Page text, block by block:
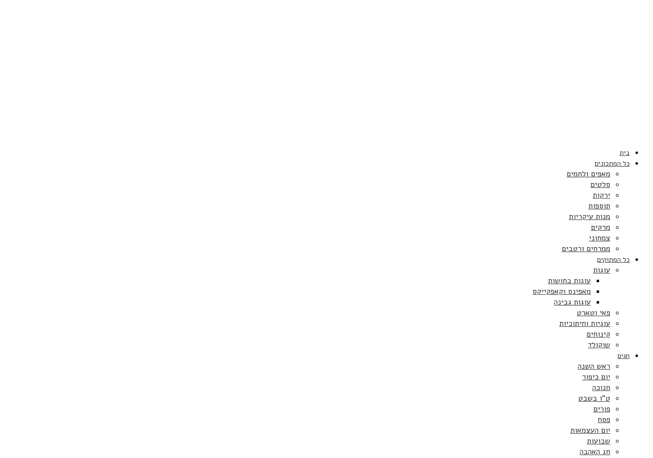
בית
כל המתכונים
מאפים ולחמים
סלטים
ירקות
תוספות
מנות עיקריות
מרקים
צמחוני
ממרחים ורטבים
כל המתוקים
עוגות
עוגות בחושות
מאפינס וקאפקייקס
עוגות גבינה
פאי וטארט
עוגיות וחיתוכיות
קינוחים
שוקולד
חגים
ראש השנה
יום כיפור
חנוכה
ט”ו בשבט
פורים
פסח
יום העצמאות
שבועות
חג האהבה